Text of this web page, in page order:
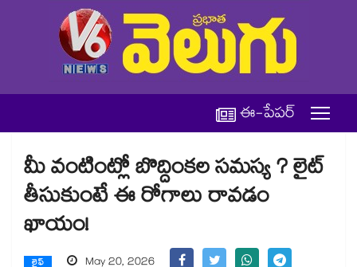
ఈ-పేపర్
మీ వంటింట్లో బొద్దింకల సమస్య ? లైట్
తీసుకుంటే ఈ రోగాలు రావడం
ఖాయం!
లైఫ్ May 20, 2026